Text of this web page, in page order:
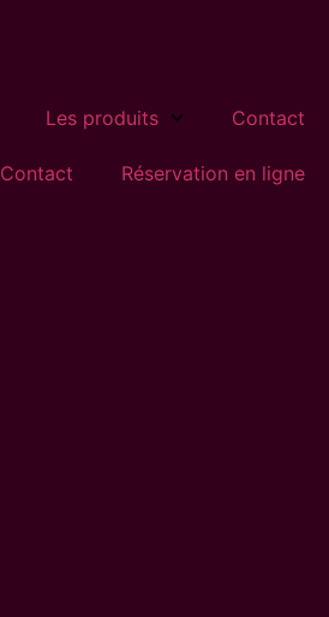
Les produits Contact
Contact Réservation en ligne